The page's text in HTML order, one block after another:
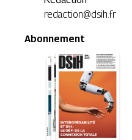
redaction@dsih.fr
Abonnement